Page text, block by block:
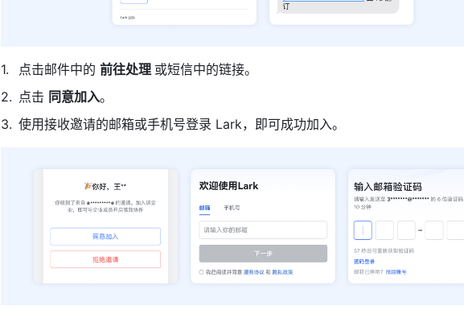
点击邮件中的 前往处理 或短信中的链接。
点击 同意加入。
使用接收邀请的邮箱或手机号登录 Lark，即可成功加入。